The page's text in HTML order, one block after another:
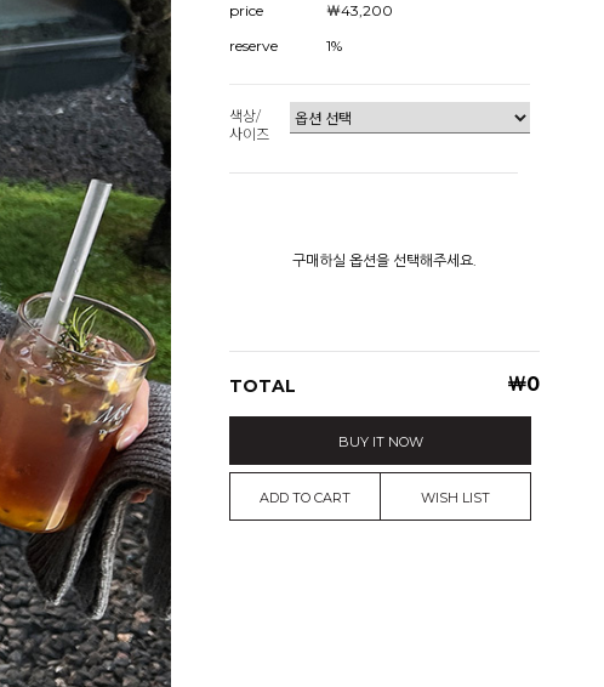
price
￦43,200
reserve
1%
색상/
사이즈
구매하실 옵션을 선택해주세요.
TOTAL ￦0
BUY IT NOW
ADD TO CART WISH LIST